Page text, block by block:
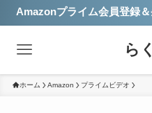
Amazonプライム会員登録
ら
ホーム Amazon プライムビデオ